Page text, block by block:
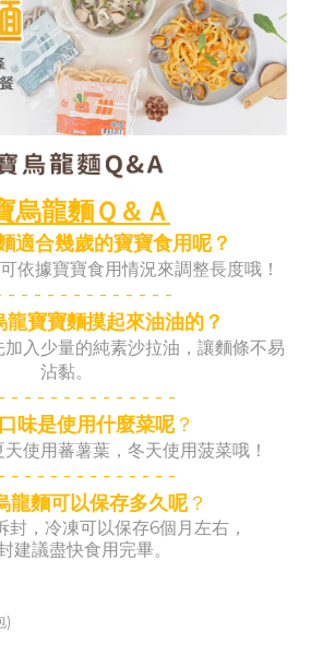
烏龍麵Ｑ＆Ａ
適合幾歲的寶寶食用呢？
依據寶寶食用情況來調整長度哦！
- - - - - - - - - - - - -
寶寶麵摸起來油油的？
入少量的純素沙拉油，讓麵條不易
沾黏。
- - - - - - - - - - - - -
味是使用什麼菜呢？
使用蕃薯葉，冬天使用菠菜哦！
- - - - - - - - - - - - -
龍麵可以保存多久呢？
， 冷凍可以保存6個月左右，
建議盡快食用完畢。
)